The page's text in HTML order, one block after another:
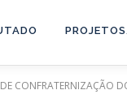
CONFRATERNIZAÇÃO